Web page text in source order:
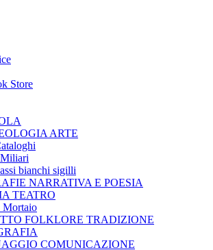
Store
ARTE
bianchi sigilli
NARRATIVA E POESIA
TEATRO
Mortaio
FOLKLORE TRADIZIONE
COMUNICAZIONE